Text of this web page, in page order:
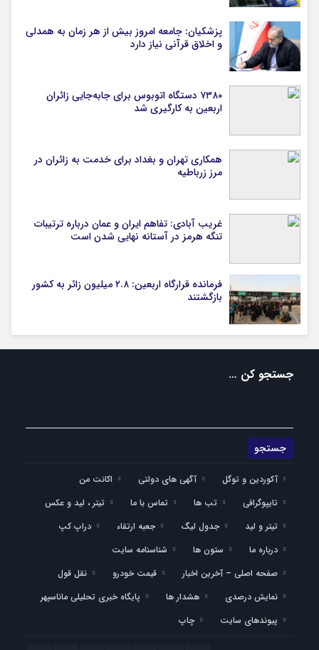
پزشکیان: جامعه امروز بیش از هر زمان به همدلی
و اخلاق قرآنی نیاز دارد
۷۳۸۰ دستگاه اتوبوس برای جابه‌جایی زائران
اربعین به‌ کارگیری شد
همکاری تهران و بغداد برای خدمت به زائران در
مرز زرباطیه
غریب آبادی: تفاهم ایران و عمان درباره ترتیبات
تنگه هرمز در آستانه نهایی شدن است
فرمانده قرارگاه اربعین: ۲.۸ میلیون زائر به کشور
بازگشتند
جستجو کن …
آکوردین و توگل آگهی های دولتی
اکانت من
تایپوگرافی
تب ها تماس با ما
تیتر ، لید و عکس
تیتر و لید
جدول لیگ جعبه ارتقاء
دراپ کپ
درباره ما
ستون ها
شناسنامه سایت
صفحه اصلی – آخرین اخبار
قیمت خودرو
نقل قول
نمایش درصدی
هشدار ها
پایگاه خبری تحلیلی ماناسپهر
پیوندهای سایت
چاپ